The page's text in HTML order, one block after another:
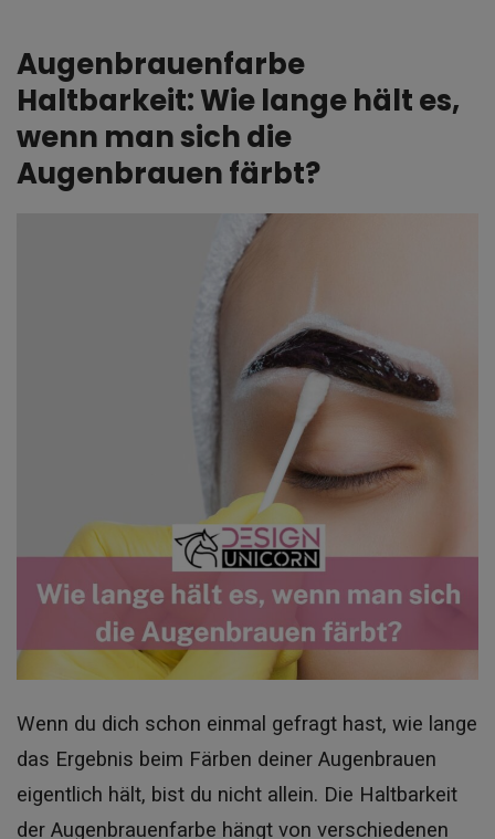
Augenbrauenfarbe
Haltbarkeit: Wie lange hält es,
wenn man sich die
Augenbrauen färbt?
Wenn du dich schon einmal gefragt hast, wie lange
das Ergebnis beim Färben deiner Augenbrauen
eigentlich hält, bist du nicht allein. Die Haltbarkeit
der Augenbrauenfarbe hängt von verschiedenen